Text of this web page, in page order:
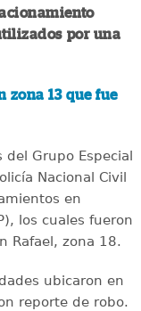
por una
zona 13 que fue
Grupo Especial
Nacional Civil
en
los cuales fueron
Rafael, zona 18.
ubicaron en
reporte de robo.